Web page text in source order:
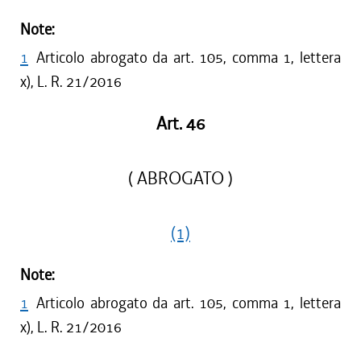
Note:
1 Articolo abrogato da art. 105, comma 1, lettera
x), L. R. 21/2016
Art. 46
( ABROGATO )
(1)
Note:
1 Articolo abrogato da art. 105, comma 1, lettera
x), L. R. 21/2016